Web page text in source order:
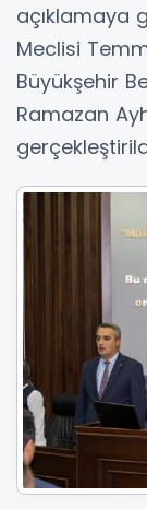
açıklamaya
Meclisi
Büyükşehir
Ramazan